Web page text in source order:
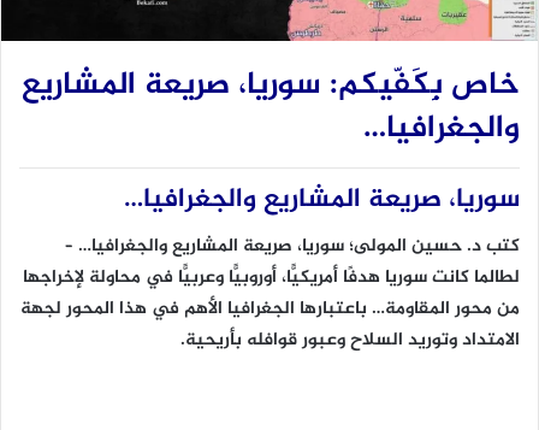
خاص بِكَفّيكم: سوريا، صريعة المشاريع
والجغرافيا…
سوريا، صريعة المشاريع والجغرافيا…
كتب د. حسين المولى؛ سوريا، صريعة المشاريع والجغرافيا… –
لطالما كانت سوريا هدفًا أمريكيًّا، أوروبيًّا وعربيًّا في محاولة لإخراجها
من محور المقاومة… باعتبارها الجغرافيا الأهم في هذا المحور لجهة
الامتداد وتوريد السلاح وعبور قوافله بأريحية.